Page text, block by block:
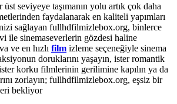
seviyeye taşımanın yolu artık çok daha
faydalanarak en kaliteli yapımları
sağlayan fullhdfilmizlebox.org, binlerce
ile sinemaseverlerin gözdesi haline
ve en hızlı film izleme seçeneğiyle sinema
doruklarını yaşayın, ister romantik
ister korku filmlerinin gerilimine kapılın ya da
zorlayın; fullhdfilmizlebox.org, eşsiz bir
bekliyor